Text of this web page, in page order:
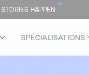
HAPPEN ”
SPÉCIALISATIONS